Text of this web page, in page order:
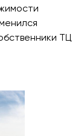
ТЦ